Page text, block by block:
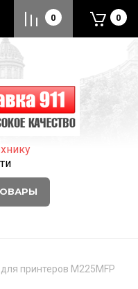
0 0
принтеров M225MFP